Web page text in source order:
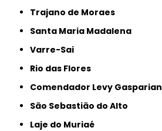
Trajano de Moraes
Santa Maria Madalena
Varre-Sai
Rio das Flores
Comendador Levy Gasparian
São Sebastião do Alto
Laje do Muriaé